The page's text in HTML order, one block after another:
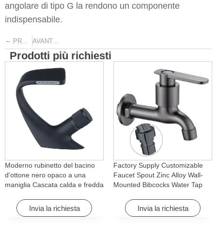
angolare di tipo G la rendono un componente
indispensabile.
← PRECEDENTE AVANTI
Prodotti più richiesti
Moderno rubinetto del bacino
d'ottone nero opaco a una
maniglia Cascata calda e fredda
per Hotel& Apartment
Invia la richiesta
Factory Supply Customizable
Faucet Spout Zinc Alloy Wall-
Mounted Bibcocks Water Tap
Invia la richiesta